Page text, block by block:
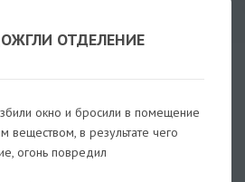
ОТДЕЛЕНИЕ
окно и бросили в помещение
веществом, в результате чего
огонь повредил